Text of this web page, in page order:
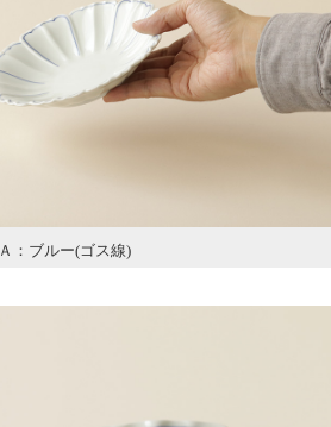
Ａ：ブルー(ゴス線)